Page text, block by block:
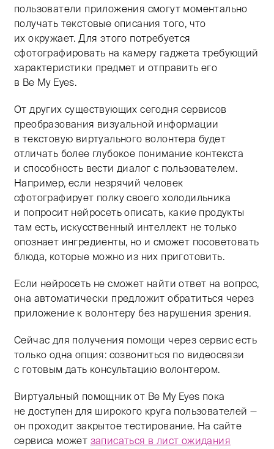
пользователи приложения смогут моментально
получать текстовые описания того, что
их окружает. Для этого потребуется
сфотографировать на камеру гаджета требующий
характеристики предмет и отправить его
в Be My Eyes.
От других существующих сегодня сервисов
преобразования визуальной информации
в текстовую виртуального волонтера будет
отличать более глубокое понимание контекста
и способность вести диалог с пользователем.
Например, если незрячий человек
сфотографирует полку своего холодильника
и попросит нейросеть описать, какие продукты
там есть, искусственный интеллект не только
опознает ингредиенты, но и сможет посоветовать
блюда, которые можно из них приготовить.
Если нейросеть не сможет найти ответ на вопрос,
она автоматически предложит обратиться через
приложение к волонтеру без нарушения зрения.
Сейчас для получения помощи через сервис есть
только одна опция: созвониться по видеосвязи
с готовым дать консультацию волонтером.
Виртуальный помощник от Be My Eyes пока
не доступен для широкого круга пользователей —
он проходит закрытое тестирование. На сайте
сервиса может записаться в лист ожидания